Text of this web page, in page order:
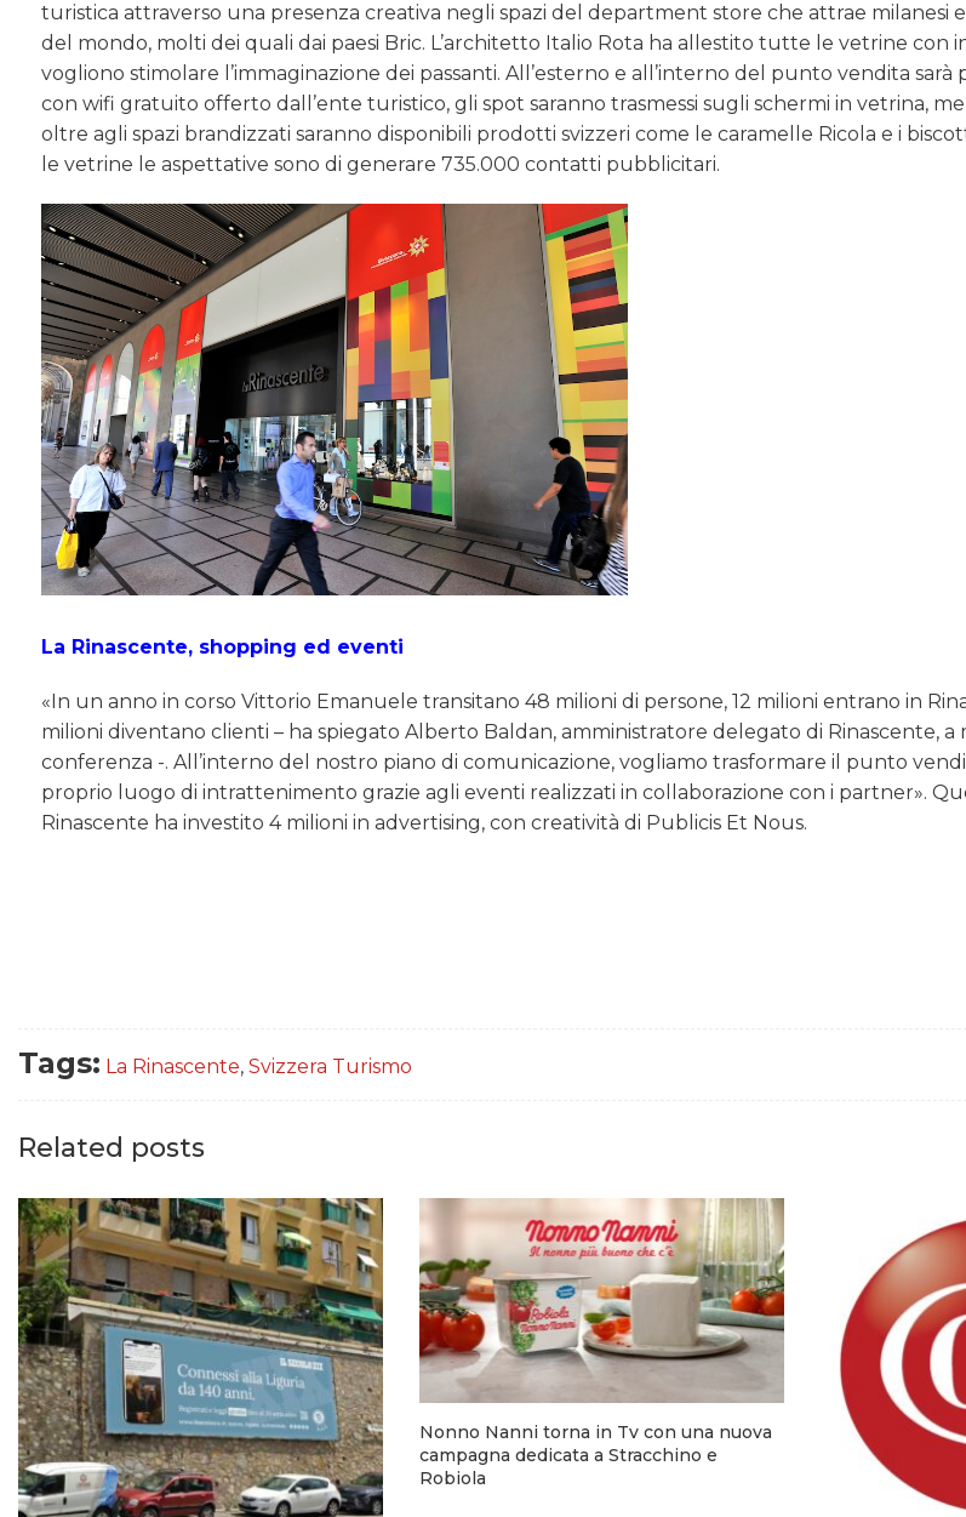
turistica attraverso una presenza creativa negli spazi del department store che attrae milanesi
del mondo, molti dei quali dai paesi Bric. L’architetto Italio Rota ha allestito tutte le vetrine con
vogliono stimolare l’immaginazione dei passanti. All’esterno e all’interno del punto vendita sarà
con wifi gratuito offerto dall’ente turistico, gli spot saranno trasmessi sugli schermi in vetrina,
oltre agli spazi brandizzati saranno disponibili prodotti svizzeri come le caramelle Ricola e i
le vetrine le aspettative sono di generare 735.000 contatti pubblicitari.
La Rinascente, shopping ed eventi
«In un anno in corso Vittorio Emanuele transitano 48 milioni di persone, 12 milioni entrano in
milioni diventano clienti – ha spiegato Alberto Baldan, amministratore delegato di Rinascente, a
conferenza -. All’interno del nostro piano di comunicazione, vogliamo trasformare il punto
proprio luogo di intrattenimento grazie agli eventi realizzati in collaborazione con i partner».
Rinascente ha investito 4 milioni in advertising, con creatività di Publicis Et Nous.
Tags: La Rinascente, Svizzera Turismo
Related posts
Nonno Nanni torna in Tv con una nuova
campagna dedicata a Stracchino e
Robiola